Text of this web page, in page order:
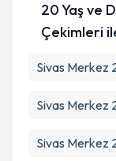
20 Yaş ve
Çekimleri
Sivas Merkez
Sivas Merkez
Sivas Merkez